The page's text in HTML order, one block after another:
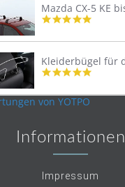
4.9
rating
4.9
rating
von YOTPO
Informationen
Impressum